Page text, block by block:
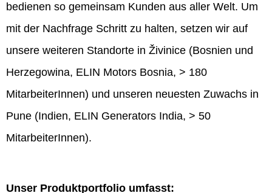
bedienen so gemeinsam Kunden aus aller Welt. Um
mit der Nachfrage Schritt zu halten, setzen wir auf
unsere weiteren Standorte in Živinice (Bosnien und
Herzegowina, ELIN Motors Bosnia, > 180
MitarbeiterInnen) und unseren neuesten Zuwachs in
Pune (Indien, ELIN Generators India, > 50
MitarbeiterInnen).
Unser Produktportfolio umfasst: